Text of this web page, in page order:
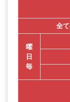
全
曜
日
毎